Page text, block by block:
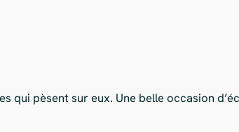
qui pèsent sur eux. Une belle occasion